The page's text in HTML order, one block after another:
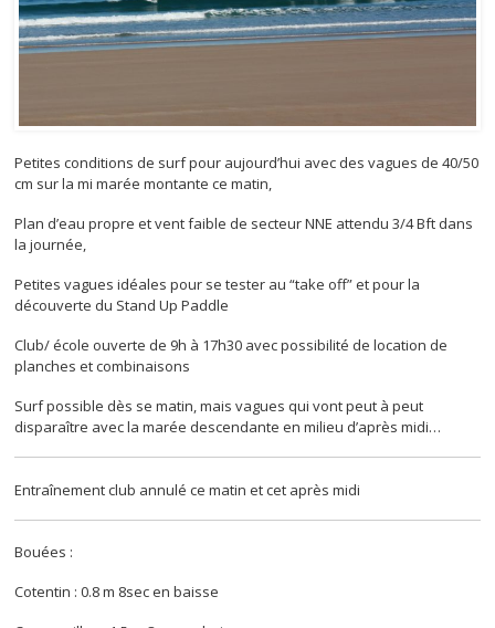
Petites conditions de surf pour aujourd’hui avec des vagues de 40/50
cm sur la mi marée montante ce matin,
Plan d’eau propre et vent faible de secteur NNE attendu 3/4 Bft dans
la journée,
Petites vagues idéales pour se tester au “take off” et pour la
découverte du Stand Up Paddle
Club/ école ouverte de 9h à 17h30 avec possibilité de location de
planches et combinaisons
Surf possible dès se matin, mais vagues qui vont peut à peut
disparaître avec la marée descendante en milieu d’après midi…
Entraînement club annulé ce matin et cet après midi
Bouées :
Cotentin : 0.8 m 8sec en baisse